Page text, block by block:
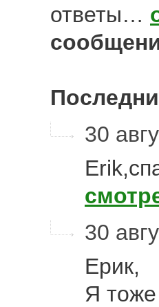
ответы…
30
30
Ерик,
Я тоже